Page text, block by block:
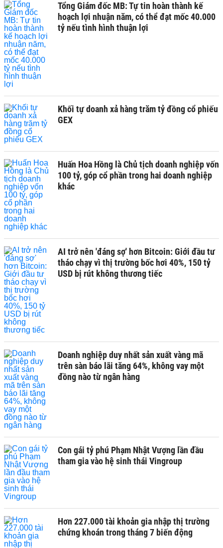
Tổng Giám đốc MB: Tự tin hoàn thành kế
hoạch lợi nhuận năm, có thể đạt mốc 40.000
tỷ nếu tình hình thuận lợi
Khối tự doanh xả hàng trăm tỷ đồng cổ phiếu
GEX
Huấn Hoa Hồng là Chủ tịch doanh nghiệp vốn
100 tỷ, góp cổ phần trong hai doanh nghiệp
khác
AI trở nên 'đáng sợ' hơn Bitcoin: Giới đầu tư
tháo chạy vì thị trường bốc hơi 40%, 150 tỷ
USD bị rút không thương tiếc
Doanh nghiệp duy nhất sản xuất vàng mã
trên sàn báo lãi tăng 64%, không vay một
đồng nào từ ngân hàng
Con gái tỷ phú Phạm Nhật Vượng lần đầu
tham gia vào hệ sinh thái Vingroup
Hơn 227.000 tài khoản gia nhập thị trường
chứng khoán trong tháng 7 biến động